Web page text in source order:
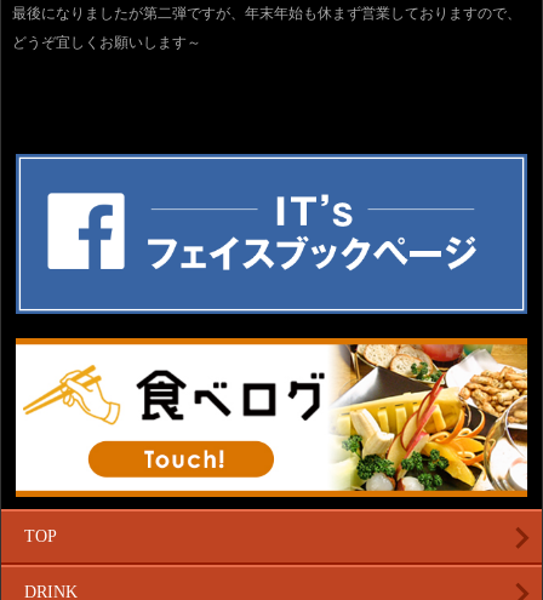
最後になりましたが第二弾ですが、年末年始も休まず営業しておりますので、
どうぞ宜しくお願いします～
TOP
DRINK